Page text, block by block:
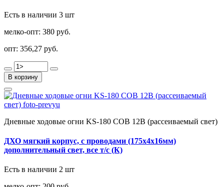
Есть в наличии 3 шт
мелко-опт: 380 руб.
опт: 356,27 руб.
В корзину
Дневные ходовые огни KS-180 COB 12В (рассеиваемый свет)
ДХО мягкий корпус, с проводами (175х4х16мм)
дополнительный свет, все т/с (К)
Есть в наличии 2 шт